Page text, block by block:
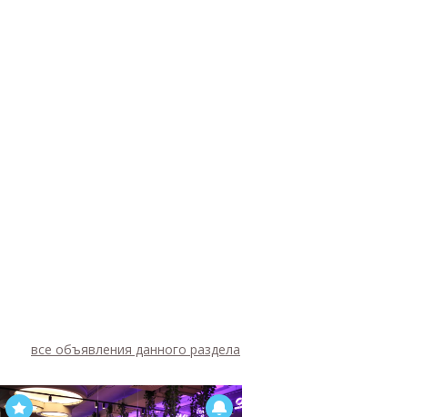
все объявления данного раздела